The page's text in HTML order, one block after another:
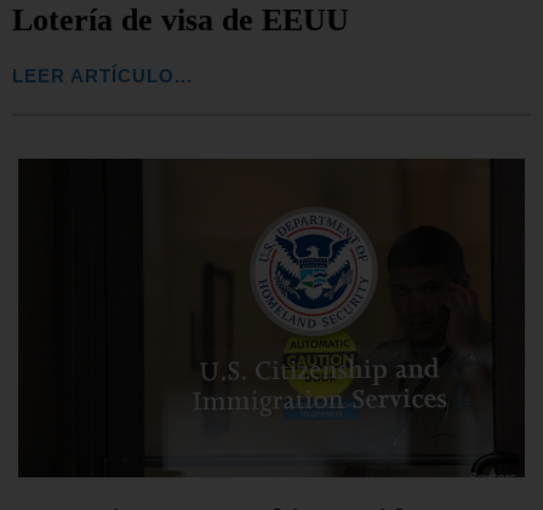
Lotería de visa de EEUU
LEER ARTÍCULO...